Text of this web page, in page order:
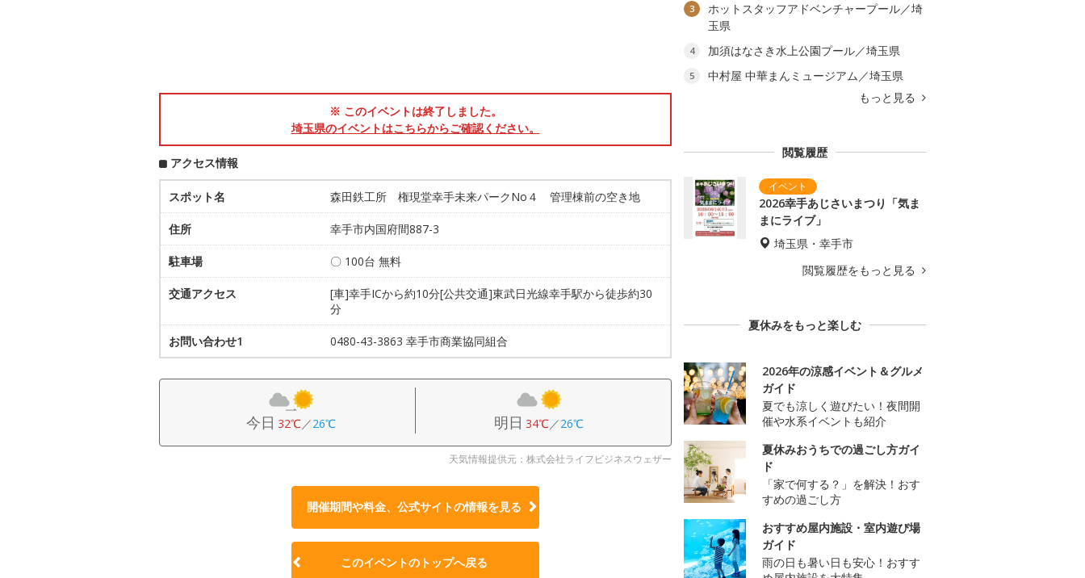
※ このイベントは終了しました。
埼玉県のイベントはこちらからご確認ください。
アクセス情報
スポット名 森田鉄工所 権現堂幸手未来パークNo４ 管理棟前の空き地
住所 幸手市内国府間887-3
駐車場 〇 100台 無料
交通アクセス
[車]幸手ICから約10分[公共交通]東武日光線幸手駅から徒歩約30
分
お問い合わせ1 0480-43-3863 幸手市商業協同組合
今日 32℃／26℃ 明日 34℃／26℃
天気情報提供元：株式会社ライフビジネスウェザー
開催期間や料金、公式サイトの情報を見る
このイベントのトップへ戻る
3
ホットスタッフアドベンチャープール／埼
玉県
4 加須はなさき水上公園プール／埼玉県
5
中村屋 中華まんミュージアム／埼玉県
もっと見る
閲覧履歴
2026幸手あじさいまつり「気ま
まにライブ」
埼玉県・幸手市
閲覧履歴をもっと見る
夏休みをもっと楽しむ
2026年の涼感イベント＆グルメ
ガイド
夏でも涼しく遊びたい！夜間開
催や水系イベントも紹介
夏休みおうちでの過ごし方ガイ
ド
「家で何する？」を解決！おす
すめの過ごし方
おすすめ屋内施設・室内遊び場
ガイド
雨の日も暑い日も安心！おすす